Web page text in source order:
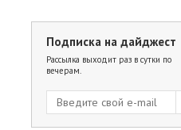
Подписка на дайджест
Рассылка выходит раз в сутки по
вечерам.